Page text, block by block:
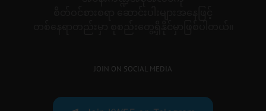
JOIN ON SOCIAL MEDIA